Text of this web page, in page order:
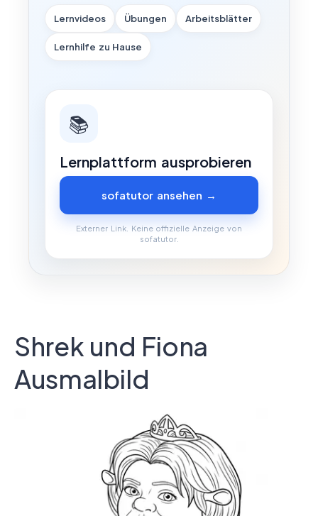
Lernvideos Übungen Arbeitsblätter
Lernhilfe zu Hause
📚
Lernplattform ausprobieren
sofatutor ansehen →
Externer Link. Keine offizielle Anzeige von
sofatutor.
Shrek und Fiona
Ausmalbild